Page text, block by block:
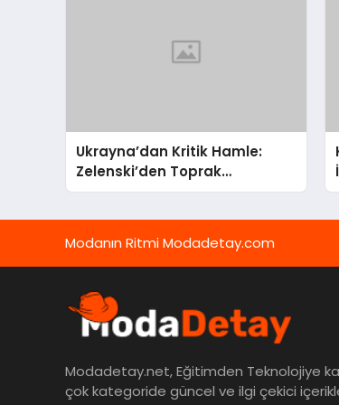
Ukrayna’dan Kritik Hamle:
Zelenski’den Toprak
Bütünlüğüne Vurgulu Uzlaşma
Modanın Ritmi Modadetay.com
Modadetay.net, Eğitimden Teknolojiye
çok kategoride güncel ve ilgi çekici